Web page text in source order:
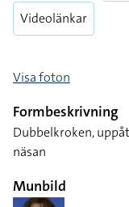
Videolänkar
Visa foton
Formbeskrivning
Dubbelkroken,
näsan
Munbild